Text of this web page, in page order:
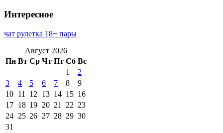
Интересное
чат рулетка 18+ пары
Август 2026
Пн Вт Ср Чт Пт Сб Вс
1
2
3
4 5 6 7 8
9
10 11 12 13 14 15 16
17 18 19 20 21 22 23
24 25 26 27 28 29 30
31